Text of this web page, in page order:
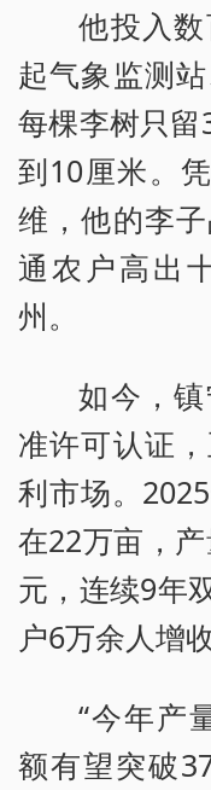
他投入
起气象监测
每棵李树只
到10厘米。
维，他的李
通农户高出
州。
如今，
准许可认证
利市场。
在22万亩，
元，连续9年
户6万余人增
“今年产
额有望突破